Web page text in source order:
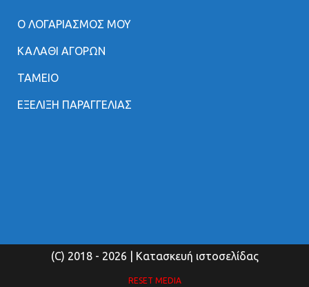
Ο ΛΟΓΑΡΙΑΣΜΟΣ ΜΟΥ
ΚΑΛΑΘΙ ΑΓΟΡΩΝ
ΤΑΜΕΙΟ
ΕΞΕΛΙΞΗ ΠΑΡΑΓΓΕΛΙΑΣ
(C) 2018 - 2026 | Κατασκευή ιστοσελίδας
RESET MEDIA